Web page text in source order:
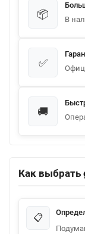
📦
В
✅
🚚
Как выбрать
📋